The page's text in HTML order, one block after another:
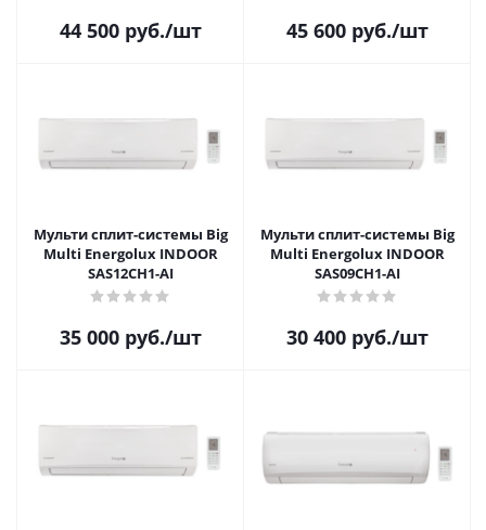
44 500руб./шт 45 600руб./шт
Мульти сплит-системы Big
Multi Energolux INDOOR
SAS12CH1-AI
35 000руб./шт
Мульти сплит-системы Big
Multi Energolux INDOOR
SAS09CH1-AI
30 400руб./шт